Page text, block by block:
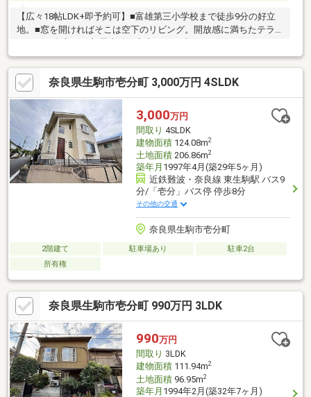
【広々18帖LDK+即予約可】■富雄第三小学校まで徒歩9分の好立
地。■窓を開ければそこは空下のリビング。開放感に満ちたテラ
奈良県生駒市壱分町 3,000万円 4SLDK
3,000万円
間取り 4SLDK
建物面積124.08m2
土地面積206.86m2
築年月 1997年4月(築29年5ヶ月)
近鉄難波・奈良線 東生駒駅 バス9
分/「壱分」バス停 停歩8分
その他の交通
奈良県生駒市壱分町
2階建て 駐車場あり
駐車2台
所有権
奈良県生駒市壱分町 990万円 3LDK
990万円
間取り 3LDK
建物面積111.94m2
土地面積96.95m2
築年月 1994年2月(築32年7ヶ月)